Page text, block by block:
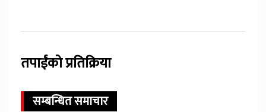
तपाईंको प्रतिक्रिया
सम्बन्धित समाचार